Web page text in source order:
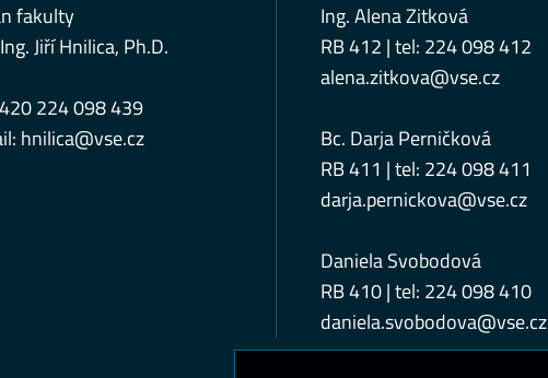
fakulty
Jiří Hnilica, Ph.D.
224 098 439
hnilica@vse.cz
Ing. Alena Zitková
RB 412 | tel: 224 098 412
alena.zitkova@vse.cz
Bc. Darja Perničková
RB 411 | tel: 224 098 411
darja.pernickova@vse.cz
Daniela Svobodová
RB 410 | tel: 224 098 410
daniela.svobodova@vse.cz